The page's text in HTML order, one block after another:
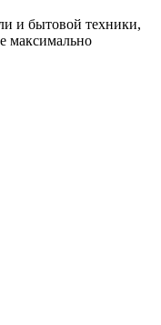
и бытовой техники,
максимально